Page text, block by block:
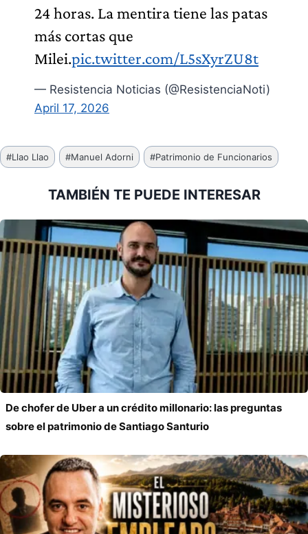
24 horas. La mentira tiene las patas
más cortas que
Milei.pic.twitter.com/L5sXyrZU8t
— Resistencia Noticias (@ResistenciaNoti)
April 17, 2026
Etiquetas
de
#Llao Llao #Manuel Adorni #Patrimonio de Funcionarios
TAMBIÉN TE PUEDE INTERESAR
De chofer de Uber a un crédito millonario: las preguntas
sobre el patrimonio de Santiago Santurio